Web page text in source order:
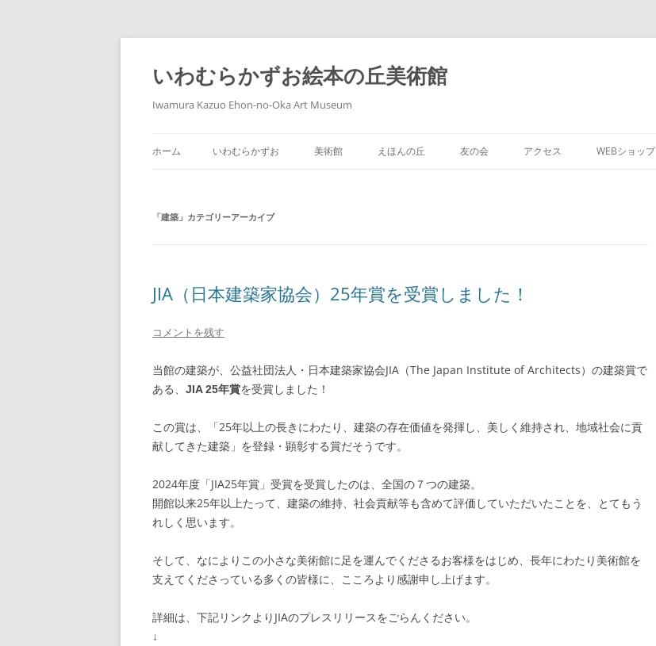
コ
ン
ツ
へ
ス
いわむらかずお絵本の丘美術館
Iwamura Kazuo Ehon-no-Oka Art Museum
ホーム いわむらかずお 美術館 えほんの丘 友の会 アクセス WEBショップ
「建築 」カテゴリーアーカイブ
JIA（日本建築家協会）25年賞を受賞しました！
コメントを残す
当館の建築が、公益社団法人・日本建築家協会JIA（The Japan Institute of Architects）の建築賞で
ある、 JIA 25年賞を受賞しました！
この賞は、「25年以上の長きにわたり、建築の存在価値を発揮し、美しく維持され、地域社会に貢
献してきた建築」を登録・顕彰する賞だそうです。
2024年度「JIA25年賞」受賞を受賞したのは、全国の７つの建築。
開館以来25年以上たって、建築の維持、社会貢献等も含めて評価していただいたことを、とてもう
れしく思います。
そして、なによりこの小さな美術館に足を運んでくださるお客様をはじめ、長年にわたり美術館を
支えてくださっている多くの皆様に、こころより感謝申し上げます。
詳細は、下記リンクよりJIAのプレスリリースをごらんください。
↓